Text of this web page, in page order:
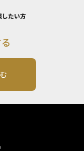
したい方